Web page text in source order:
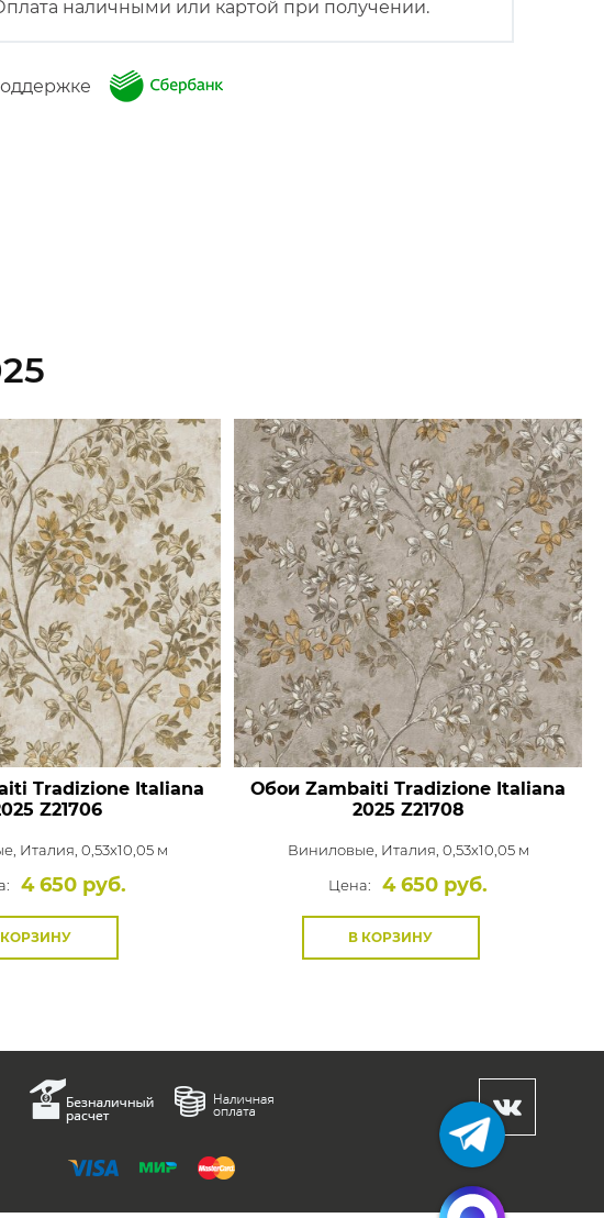
наличными или картой при получении.
Tradizione Italiana
Z21706
Италия, 0,53x10,05 м
4 650 руб.
КОРЗИНУ
Обои Zambaiti Tradizione Italiana
2025 Z21708
Виниловые, Италия, 0,53x10,05 м
Цена:
4 650 руб.
В КОРЗИНУ